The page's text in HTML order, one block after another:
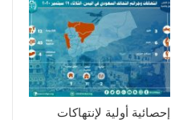
إحصائية أولية لإنتهاكات